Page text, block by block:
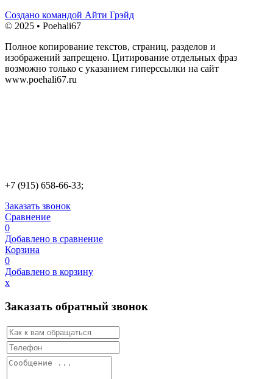
Создано командой Айти Грэйд
© 2025 • Poehali67
Полное копирование текстов, страниц, разделов и
изображений запрещено. Цитирование отдельных фраз
возможно только с указанием гиперссылки на сайт
www.poehali67.ru
+7 (915) 658-66-33;
Заказать звонок
Сравнение
0
Добавлено в сравнение
Корзина
0
Добавлено в корзину
х
Заказать обратный звонок